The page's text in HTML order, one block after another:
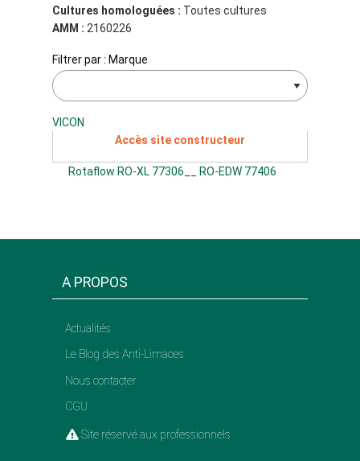
Cultures homologuées : Toutes cultures
AMM : 2160226
Filtrer par : Marque
VICON
Accès site constructeur
Rotaflow RO-XL 77306__ RO-EDW 77406
A PROPOS
Actualités
Le Blog des Anti-Limaces
Nous contacter
CGU
Site réservé aux professionnels